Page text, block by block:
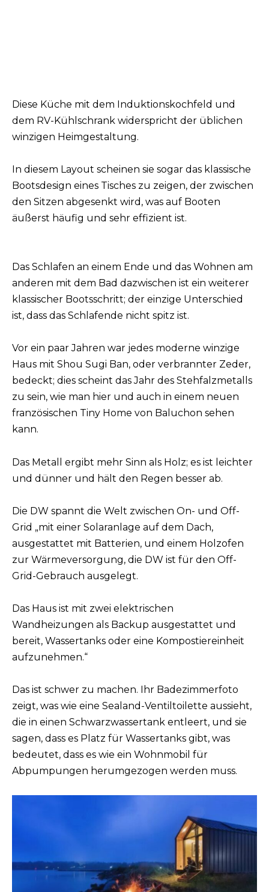
Diese Küche mit dem Induktionskochfeld und
dem RV-Kühlschrank widerspricht der üblichen
winzigen Heimgestaltung.
In diesem Layout scheinen sie sogar das klassische
Bootsdesign eines Tisches zu zeigen, der zwischen
den Sitzen abgesenkt wird, was auf Booten
äußerst häufig und sehr effizient ist.
Das Schlafen an einem Ende und das Wohnen am
anderen mit dem Bad dazwischen ist ein weiterer
klassischer Bootsschritt; der einzige Unterschied
ist, dass das Schlafende nicht spitz ist.
Vor ein paar Jahren war jedes moderne winzige
Haus mit Shou Sugi Ban, oder verbrannter Zeder,
bedeckt; dies scheint das Jahr des Stehfalzmetalls
zu sein, wie man hier und auch in einem neuen
französischen Tiny Home von Baluchon sehen
kann.
Das Metall ergibt mehr Sinn als Holz; es ist leichter
und dünner und hält den Regen besser ab.
Die DW spannt die Welt zwischen On- und Off-
Grid „mit einer Solaranlage auf dem Dach,
ausgestattet mit Batterien, und einem Holzofen
zur Wärmeversorgung, die DW ist für den Off-
Grid-Gebrauch ausgelegt.
Das Haus ist mit zwei elektrischen
Wandheizungen als Backup ausgestattet und
bereit, Wassertanks oder eine Kompostiereinheit
aufzunehmen.“
Das ist schwer zu machen. Ihr Badezimmerfoto
zeigt, was wie eine Sealand-Ventiltoilette aussieht,
die in einen Schwarzwassertank entleert, und sie
sagen, dass es Platz für Wassertanks gibt, was
bedeutet, dass es wie ein Wohnmobil für
Abpumpungen herumgezogen werden muss.